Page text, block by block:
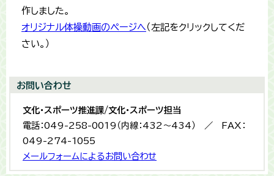
作しました。
オリジナル体操動画のページへ （左記をクリックしてくだ
さい。）
お問い合わせ
文化・スポーツ推進課/文化・スポーツ担当
電話：049-258-0019（内線：432〜434） ／ FAX：
049-274-1055
メールフォームによるお問い合わせ